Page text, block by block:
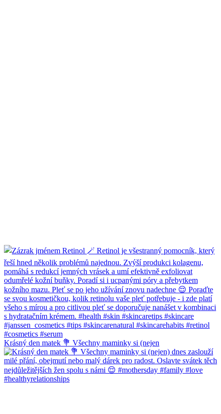
Krásný den matek 💐 Všechny maminky si (nejen